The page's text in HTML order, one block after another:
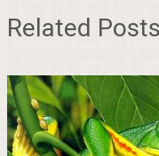
Related Posts